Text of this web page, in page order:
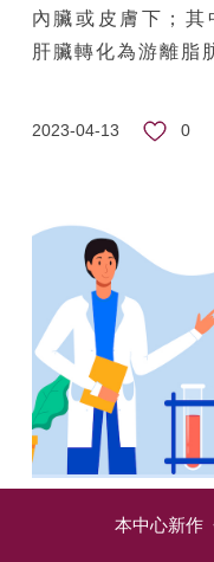
內臟或皮膚下；
肝臟轉化為游離脂
2023-04-13 0
醫生告訴你該甚麼時
本中心新作